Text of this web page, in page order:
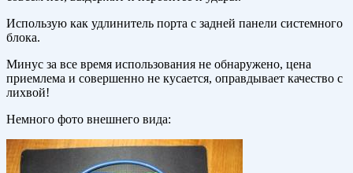
Использую как удлинитель порта с задней панели системного
блока.
Минус за все время использования не обнаружено, цена
приемлема и совершенно не кусается, оправдывает качество с
лихвой!
Немного фото внешнего вида: